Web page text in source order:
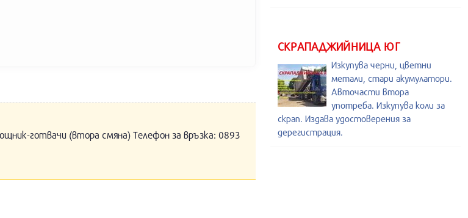
готвачи (втора смяна) Телефон за връзка: 0893
СКРАПАДЖИЙНИЦА ЮГ
Изкупува черни, цветни
метали, стари акумулатори.
Авточасти втора
употреба. Изкупува коли за
скрап. Издава удостоверения за
дерегистрация.